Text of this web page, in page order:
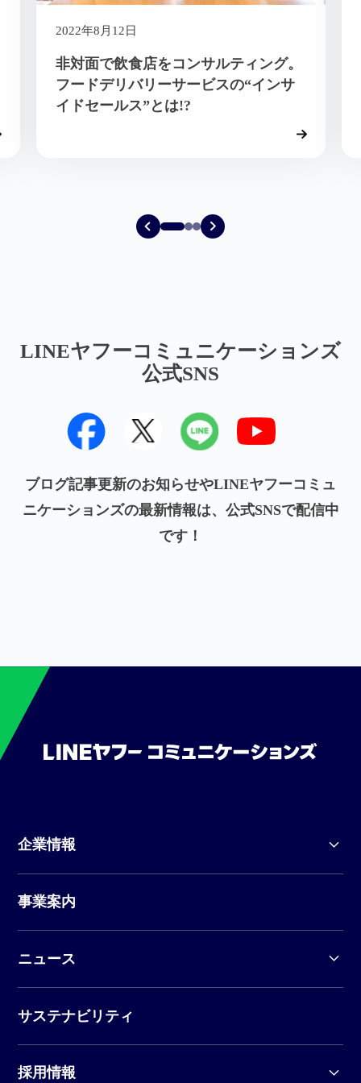
店をコンサルティング。
リーサービスの“インサ
”とは!?
る新体験。フード
け取りまでの時間
LINEヤフーコミュニケーションズ
公式SNS
ブログ記事更新のお知らせやLINEヤフーコミュ
ニケーションズの最新情報は、公式SNSで配信中
です！
企業情報
事業案内
ニュース
サステナビリティ
採用情報